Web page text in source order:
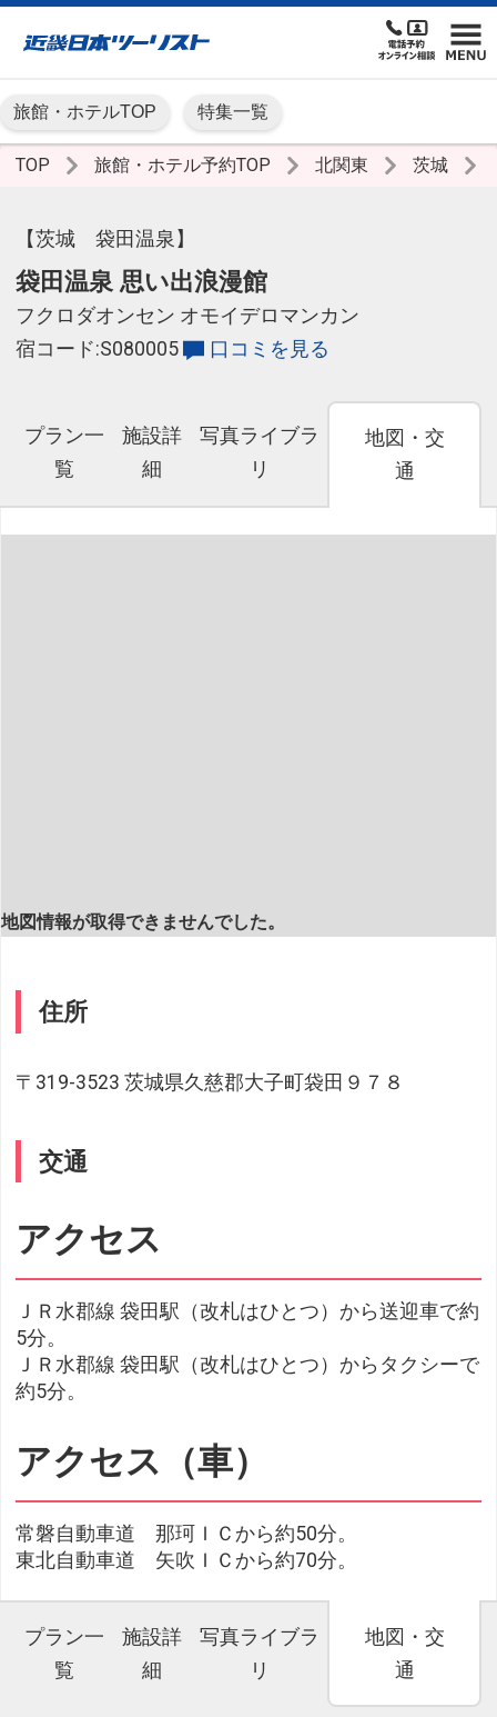
旅館・ホテルTOP 特集一覧
TOP 旅館・ホテル予約TOP 北関東 茨城
【茨城 袋田温泉】
袋田温泉 思い出浪漫館
フクロダオンセン オモイデロマンカン
宿コード:S080005
口コミを見る
プラン一
覧
施設詳
細
写真ライブラ
リ
地図・交
通
地図情報が取得できませんでした。
住所
〒319-3523 茨城県久慈郡大子町袋田９７８
交通
アクセス
ＪＲ水郡線 袋田駅（改札はひとつ）から送迎車で約
5分。
ＪＲ水郡線 袋田駅（改札はひとつ）からタクシーで
約5分。
アクセス（車）
常磐自動車道 那珂ＩＣから約50分。
東北自動車道 矢吹ＩＣから約70分。
プラン一
覧
施設詳
細
写真ライブラ
リ
地図・交
通